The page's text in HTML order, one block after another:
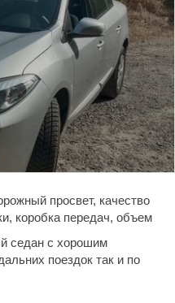
просвет, качество
коробка передач, объем
цена,
седан с хорошим
поездок так и по
чуть не хуже любого